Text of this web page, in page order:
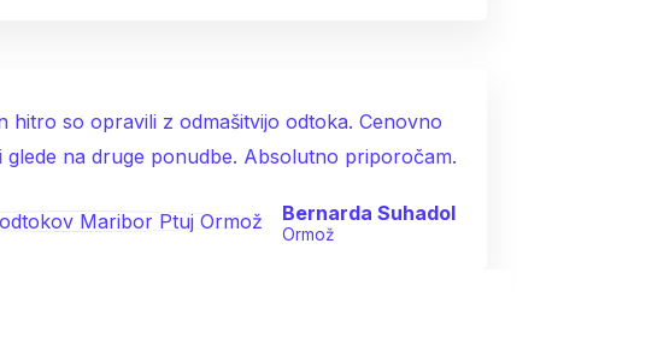
hitro so opravili z odmašitvijo odtoka. Cenovno
glede na druge ponudbe. Absolutno priporočam.
Bernarda Suhadol
Ormož